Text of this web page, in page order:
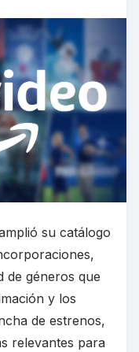
su catálogo
de géneros que
y los
de estrenos,
relevantes para